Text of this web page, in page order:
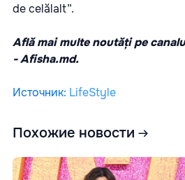
de celălalt”.
Află mai multe noutăți pe
-Afisha.md.
Источник: LifeStyle
Похожие новости